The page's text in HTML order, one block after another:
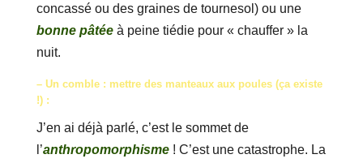
concassé ou des graines de tournesol) ou une
bonne pâtéeà peine tiédie pour « chauffer » la
nuit.
– Un comble : mettre des manteaux aux poules (ça existe
!) :
J’en ai déjà parlé, c’est le sommet de
l’anthropomorphisme! C’est une catastrophe. La